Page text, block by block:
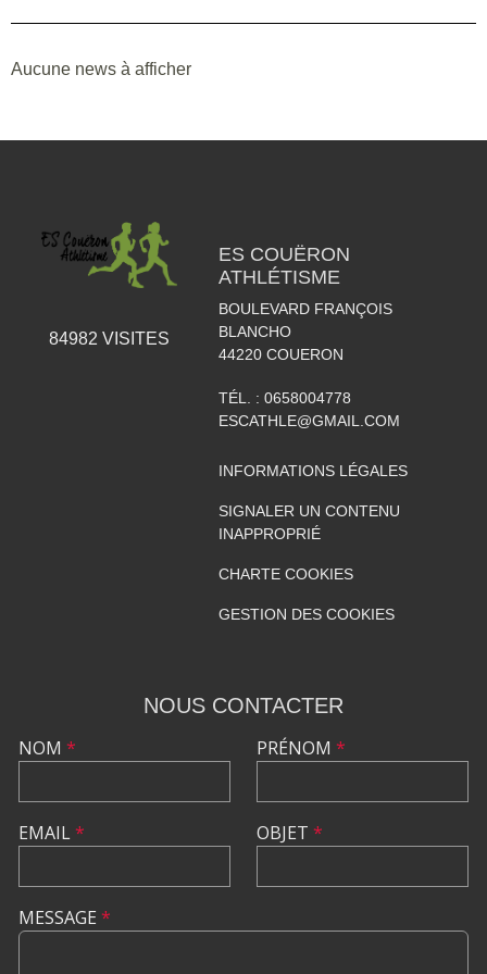
Aucune news à afficher
84982 VISITES
ES COUËRON
ATHLÉTISME
BOULEVARD FRANÇOIS
BLANCHO
44220 COUERON
TÉL. : 0658004778
ESCATHLE@GMAIL.COM
INFORMATIONS LÉGALES
SIGNALER UN CONTENU
INAPPROPRIÉ
CHARTE COOKIES
GESTION DES COOKIES
NOUS CONTACTER
NOM *
EMAIL*
PRÉNOM *
OBJET *
MESSAGE *